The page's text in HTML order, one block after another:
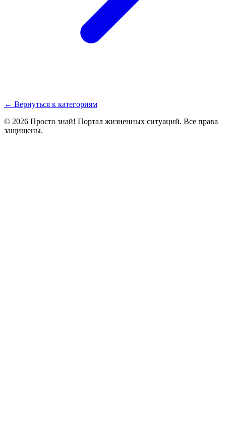
← Вернуться к категориям
© 2026 Просто знай! Портал жизненных ситуаций. Все права
защищены.